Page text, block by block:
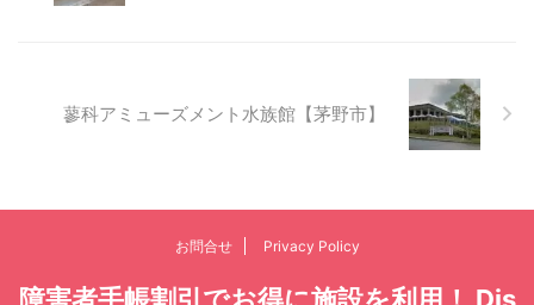
蓼科アミューズメント水族館【茅野市】
お問合せ Privacy Policy
障害者手帳割引でお得に施設を利用！ Dis